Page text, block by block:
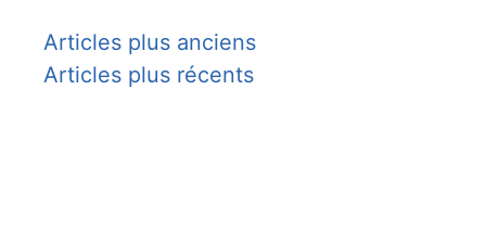
approche, il est temps de
savoir si vous êtes THE
couple of the year ou celui
qui a décidé d'éteindre la
Navigation
des
Articles plus anciens
Articles plus récents